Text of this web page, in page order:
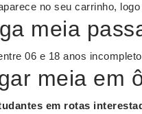
no seu carrinho,
meia
06 e 18 anos
meia em
em rotas